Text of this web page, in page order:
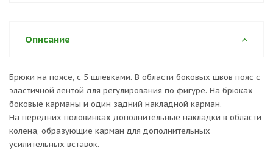
Описание
Брюки на поясе, с 5 шлевками. В области боковых швов пояс с
эластичной лентой для регулирования по фигуре. На брюках
боковые карманы и один задний накладной карман.
На передних половинках дополнительные накладки в области
колена, образующие карман для дополнительных
усилительных вставок.